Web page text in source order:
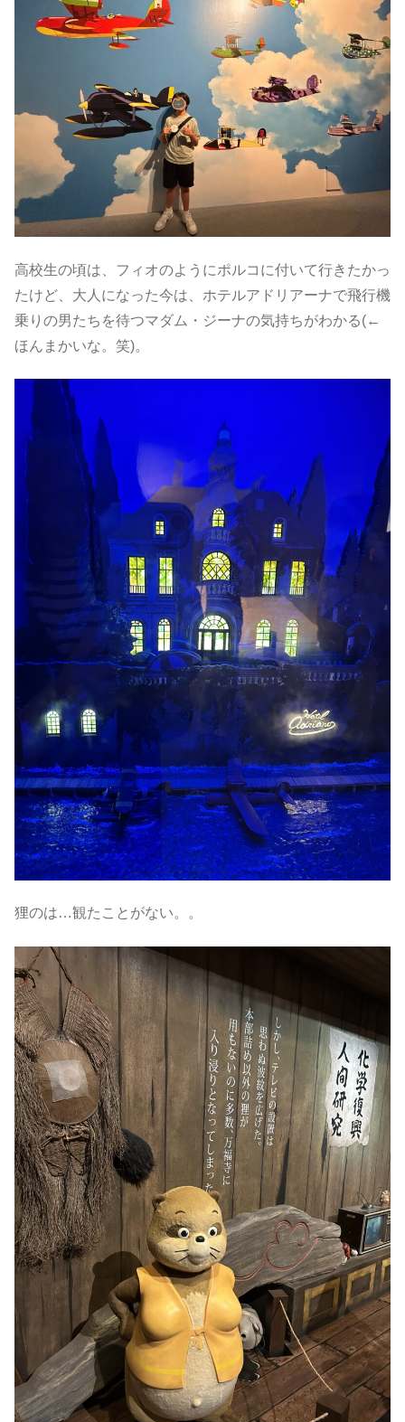
高校生の頃は、フィオのようにポルコに付いて行きたかっ
たけど、大人になった今は、ホテルアドリアーナで飛行機
乗りの男たちを待つマダム・ジーナの気持ちがわかる(←
ほんまかいな。笑)。
狸のは…観たことがない。。